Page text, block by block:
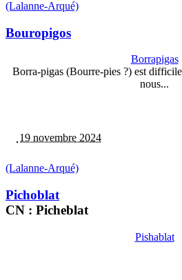
(Lalanne-Arqué)
Bouropigos
Borrapigas
Borra-pigas (Bourre-pies ?) est
nous...
19 novembre 2024
(Lalanne-Arqué)
Pichoblat
CN : Picheblat
Pishablat